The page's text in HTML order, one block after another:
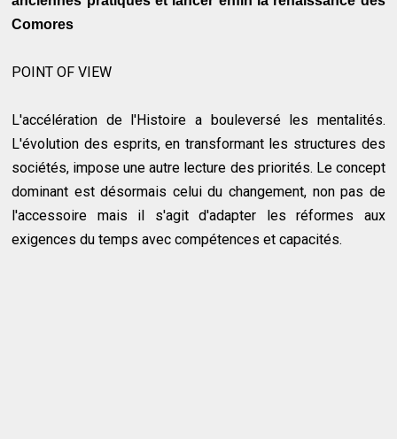
Comores
POINT OF VIEW
L'accélération de l'Histoire a bouleversé les mentalités.
L'évolution des esprits, en transformant les structures des
sociétés, impose une autre lecture des priorités. Le concept
dominant est désormais celui du changement, non pas de
l'accessoire mais il s'agit d'adapter les réformes aux
exigences du temps avec compétences et capacités.